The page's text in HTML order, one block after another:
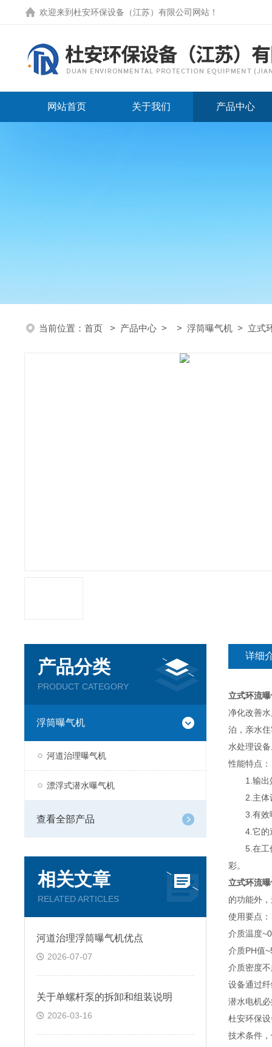
欢迎来到 杜安环保设备（江苏）有限公司网站 ！
网站首页 关于我们 产品中心
当前位置： 首页 > 产品中心 > > 浮筒曝气机 > 立式
产品分类
PRODUCT CATEGORY
浮筒曝气机
河道治理曝气机
漂浮式潜水曝气机
查看全部产品
相关文章
RELATED ARTICLES
河道治理浮筒曝气机优点
2026-07-07
关于单螺杆泵的拆卸和组装说明
2026-03-16
详细
立式环流
净化改善
泊，亲水
水处理设
性能特点：
1.输出效
2.主体设
3.有效曝
4.它的造
5.在工作
彩。
立式环流
的功能外
使用要点：
介质温度
介质PH值
介质密度
设备通过
潜水电机
杜安环保
技术条件